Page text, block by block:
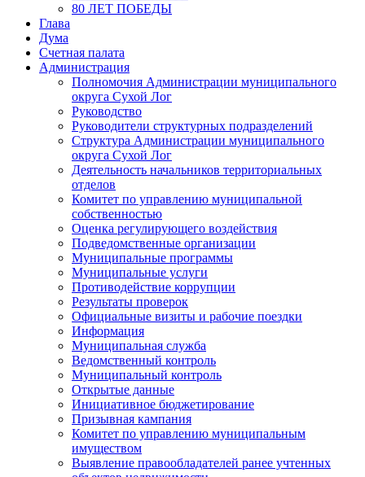
80 ЛЕТ ПОБЕДЫ
Глава
Дума
Счетная палата
Администрация
Полномочия Администрации муниципального
округа Сухой Лог
Руководство
Руководители структурных подразделений
Структура Администрации муниципального
округа Сухой Лог
Деятельность начальников территориальных
отделов
Комитет по управлению муниципальной
собственностью
Оценка регулирующего воздействия
Подведомственные организации
Муниципальные программы
Муниципальные услуги
Противодействие коррупции
Результаты проверок
Официальные визиты и рабочие поездки
Информация
Муниципальная служба
Ведомственный контроль
Муниципальный контроль
Открытые данные
Инициативное бюджетирование
Призывная кампания
Комитет по управлению муниципальным
имуществом
Выявление правообладателей ранее учтенных